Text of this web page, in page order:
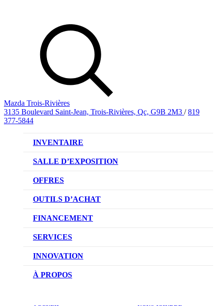
Mazda Trois-Rivières
3135 Boulevard Saint-Jean, Trois-Rivières, Qc, G9B 2M3 / 819
377-5844
INVENTAIRE
VÉHICULES NEUFS
VÉHICULES D’OCCASION
SALLE D’EXPOSITION
OFFRES
OFFRES DU CONCESSIONNAIRE
OUTILS D’ACHAT
CONFIGUREZ VOTRE VÉHICULE
RÉSERVEZ UN ESSAI ROUTIER
DEMANDEZ UN PRIX
FINANCEMENT
NOTRE DIFFÉRENCE
DEMANDE DE CRÉDIT AUTO
SERVICES
NOTRE PROMESSE
PRENDRE UN RENDEZ-VOUS
INNOVATION
TECHNOLOGIE SKYACTIV
À PROPOS